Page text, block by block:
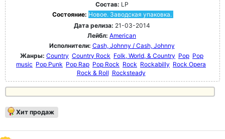
Состав: LP
Состояние: Новое. Заводская упаковка.
Дата релиза: 21-03-2014
Лейбл: American
Исполнители: Cash, Johnny / Cash, Johnny
Жанры: Country Country Rock Folk, World, & Country Pop Pop
music Pop Punk Pop Rap Pop Rock Rock Rockabilly Rock Opera
Rock & Roll Rocksteady
Хит продаж